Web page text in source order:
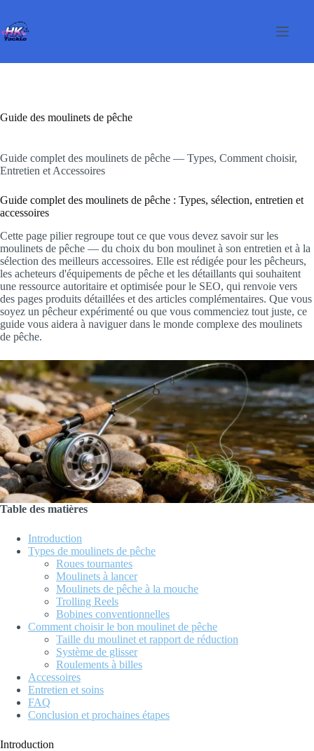
contenu
Guide des moulinets de pêche
Guide complet des moulinets de pêche — Types, Comment choisir,
Entretien et Accessoires
Guide complet des moulinets de pêche : Types, sélection, entretien et
accessoires
Cette page pilier regroupe tout ce que vous devez savoir sur les
moulinets de pêche — du choix du bon moulinet à son entretien et à la
sélection des meilleurs accessoires. Elle est rédigée pour les pêcheurs,
les acheteurs d'équipements de pêche et les détaillants qui souhaitent
une ressource autoritaire et optimisée pour le SEO, qui renvoie vers
des pages produits détaillées et des articles complémentaires. Que vous
soyez un pêcheur expérimenté ou que vous commenciez tout juste, ce
guide vous aidera à naviguer dans le monde complexe des moulinets
de pêche.
Table des matières
Introduction
Types de moulinets de pêche
Roues tournantes
Moulinets à lancer
Moulinets de pêche à la mouche
Trolling Reels
Bobines conventionnelles
Comment choisir le bon moulinet de pêche
Taille du moulinet et rapport de réduction
Système de glisser
Roulements à billes
Accessoires
Entretien et soins
FAQ
Conclusion et prochaines étapes
Introduction